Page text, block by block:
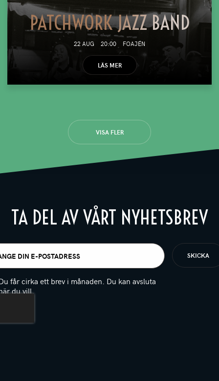
PATCHWORK JAZZ BAND
22 AUG 20:00 FOAJÉN
LÄS MER
VISA FLER
TA DEL AV VÅRT NYHETSBREV
får cirka ett brev i månaden. Du kan avsluta
du vill.